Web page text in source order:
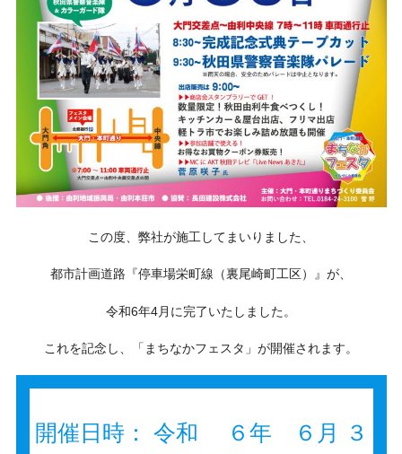
この度、弊社が施工してまいりました、
都市計画道路『停車場栄町線（裏尾崎町工区）』が、
令和6年4月に完了いたしました。
これを記念し、「まちなかフェスタ」が開催されます。
開催日時： 令和 ６年 ６月 ３